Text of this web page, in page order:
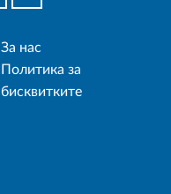
За нас
Политика за
бисквитките